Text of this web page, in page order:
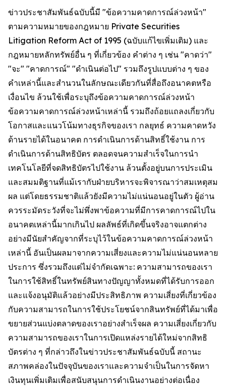
ข่าวประชาสัมพันธ์ฉบับนี้มี "ข้อความคาดการณ์ล่วงหน้า"
ตามความหมายของกฎหมาย Private Securities
Litigation Reform Act of 1995 (ฉบับแก้ไขเพิ่มเติม) และ
กฎหมายหลักทรัพย์อื่น ๆ ที่เกี่ยวข้อง คำต่าง ๆ เช่น "คาดว่า"
"จะ" "คาดการณ์" "ดำเนินต่อไป" รวมถึงรูปแบบต่าง ๆ ของ
คำเหล่านี้และสำนวนในลักษณะเดียวกันที่สื่อถึงอนาคตหรือ
เงื่อนไข ล้วนใช้เพื่อระบุถึงข้อความคาดการณ์ล่วงหน้า
ข้อความคาดการณ์ล่วงหน้าเหล่านี้ รวมถึงถ้อยแถลงเกี่ยวกับ
โอกาสและแนวโน้มทางธุรกิจของเรา กลยุทธ์ ความคาดหวัง
ด้านรายได้ในอนาคต การดำเนินการด้านสิทธิ์ใช้งาน การ
ดำเนินการด้านสิทธิบัตร ตลอดจนความสำเร็จในการนำ
เทคโนโลยีที่จดสิทธิบัตรไปใช้งาน ล้วนตั้งอยู่บนการประเมิน
และสมมติฐานที่แม้เรากับฝ่ายบริหารจะพิจารณาว่าสมเหตุสม
ผล แต่โดยธรรมชาติแล้วยังมีความไม่แน่นอนอยู่ในตัว ผู้อ่าน
ควรระมัดระวังที่จะไม่พึ่งพาข้อความที่มีการคาดการณ์ไปใน
อนาคตเหล่านี้มากเกินไป ผลลัพธ์ที่เกิดขึ้นจริงอาจแตกต่าง
อย่างมีนัยสำคัญจากที่ระบุไว้ในข้อความคาดการณ์ล่วงหน้า
เหล่านี้ อันเป็นผลมาจากความเสี่ยงและความไม่แน่นอนหลาย
ประการ ซึ่งรวมถึงแต่ไม่จำกัดเฉพาะ: ความสามารถของเรา
ในการใช้สิทธิ์ในทรัพย์สินทางปัญญาทั้งหมดที่ได้รับการออก
และแจ้งอนุมัติแล้วอย่างมีประสิทธิภาพ ความเสี่ยงที่เกี่ยวข้อง
กับความสามารถในการใช้ประโยชน์จากสินทรัพย์ที่ได้มาเพื่อ
ขยายส่วนแบ่งตลาดของเราอย่างสำเร็จผล ความเสี่ยงเกี่ยวกับ
ความสามารถของเราในการเปิดแหล่งรายได้ใหม่จากสิทธิ
บัตรต่าง ๆ ที่กล่าวถึงในข่าวประชาสัมพันธ์ฉบับนี้ สถานะ
สภาพคล่องในปัจจุบันของเราและความจำเป็นในการจัดหา
เงินทุนเพิ่มเติมเพื่อสนับสนุนการดำเนินงานอย่างต่อเนื่อง